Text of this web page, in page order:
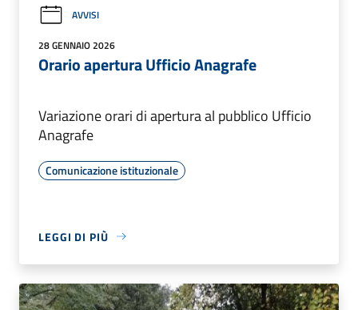
AVVISI
28 GENNAIO 2026
Orario apertura Ufficio Anagrafe
Variazione orari di apertura al pubblico Ufficio
Anagrafe
Comunicazione istituzionale
LEGGI DI PIÙ